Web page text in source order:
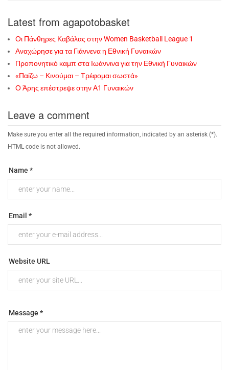
Latest from agapotobasket
Οι Πάνθηρες Καβάλας στην Women Basketball League 1
Αναχώρησε για τα Γιάννενα η Εθνική Γυναικών
Προπονητικό καμπ στα Ιωάννινα για την Εθνική Γυναικών
«Παίζω – Κινούμαι – Τρέφομαι σωστά»
Ο Άρης επέστρεψε στην Α1 Γυναικών
Leave a comment
Make sure you enter all the required information, indicated by an asterisk (*).
HTML code is not allowed.
Name *
Email *
Website URL
Message *